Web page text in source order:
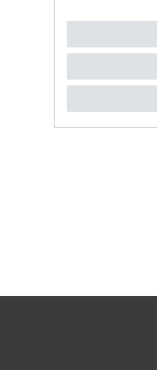
UVP 46,54 €
*inkl. ges.